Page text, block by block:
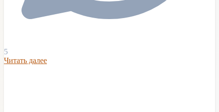
5
Читать далее